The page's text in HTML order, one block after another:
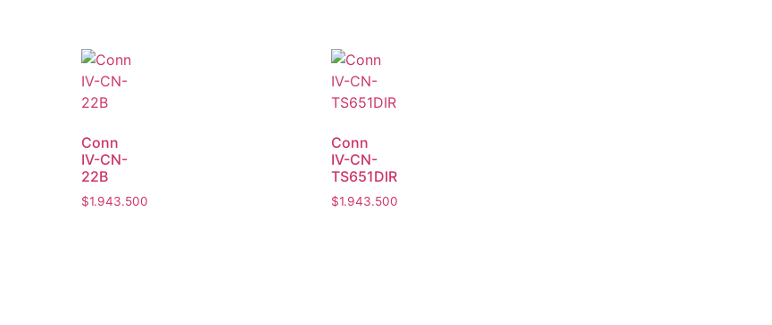
Conn
IV-CN-
22B
$1.943.500
Conn
IV-CN-
TS651DIR
$1.943.500